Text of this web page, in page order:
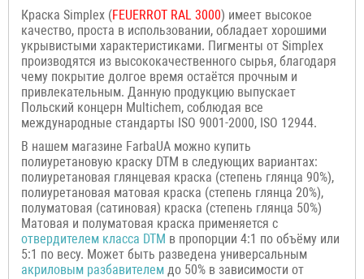
Краска Simplex (FEUERROT RAL 3000) имеет высокое
качество, проста в использовании, обладает хорошими
укрывистыми характеристиками. Пигменты от Simplex
производятся из высококачественного сырья, благодаря
чему покрытие долгое время остаётся прочным и
привлекательным. Данную продукцию выпускает
Польский концерн Multichem, соблюдая все
международные стандарты ISO 9001-2000, ISO 12944.
В нашем магазине FarbaUA можно купить
полиуретановую краску DTM в следующих вариантах:
полиуретановая глянцевая краска (степень глянца 90%),
полиуретановая матовая краска (степень глянца 20%),
полуматовая (сатиновая) краска (степень глянца 50%)
Матовая и полуматовая краска применяется с
отвердителем класса DTM в пропорции 4:1 по объёму или
5:1 по весу. Может быть разведена универсальным
акриловым разбавителем до 50% в зависимости от